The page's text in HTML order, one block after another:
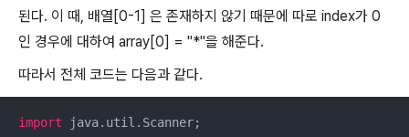
된다. 이 때, 배열[0-1] 은 존재하지 않기 때문에 따로 index가 0
인 경우에 대하여 array[0] = "*"을 해준다.
따라서 전체 코드는 다음과 같다.
import java.util.Scanner;